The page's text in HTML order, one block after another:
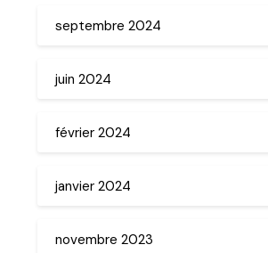
septembre 2024
juin 2024
février 2024
janvier 2024
novembre 2023